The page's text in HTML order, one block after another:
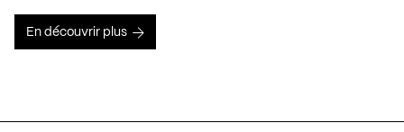
En découvrir plus